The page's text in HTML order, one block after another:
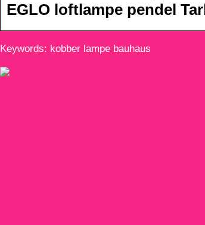
EGLO loftlampe pendel
Keywords: kobber lampe bauhaus